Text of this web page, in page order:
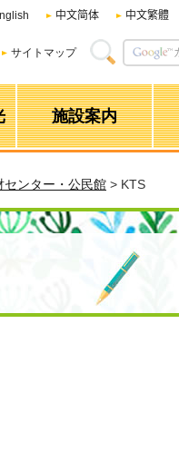
中文简体 中文繁體
サイトマップ
施設案内
センター・公民館 > KTS